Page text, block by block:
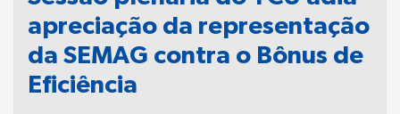
apreciação da representação
da SEMAG contra o Bônus de
Eficiência